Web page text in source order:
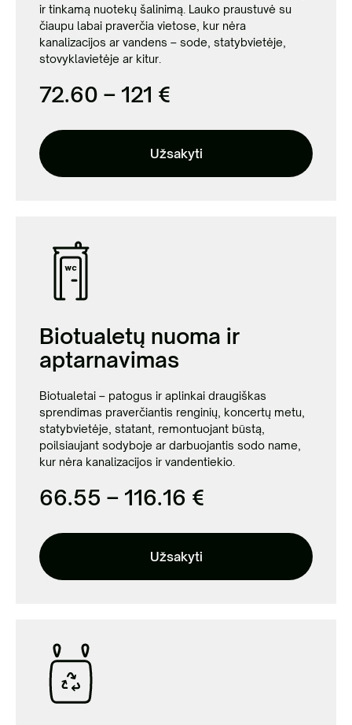
ir tinkamą nuotekų šalinimą. Lauko praustuvė su
čiaupu labai praverčia vietose, kur nėra
kanalizacijos ar vandens – sode, statybvietėje,
stovyklavietėje ar kitur.
72.60 – 121 €
Užsakyti
Biotualetų nuoma ir
aptarnavimas
Biotualetai – patogus ir aplinkai draugiškas
sprendimas praverčiantis renginių, koncertų metu,
statybvietėje, statant, remontuojant būstą,
poilsiaujant sodyboje ar darbuojantis sodo name,
kur nėra kanalizacijos ir vandentiekio.
66.55 – 116.16 €
Užsakyti